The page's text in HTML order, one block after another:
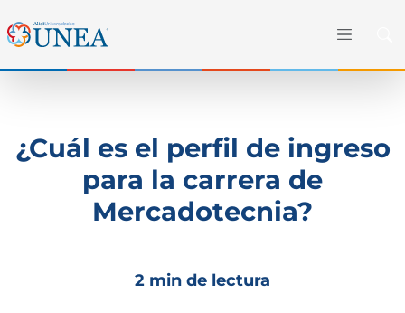
¿Cuál es el perfil de ingreso
para la carrera de
Mercadotecnia?
2 min de lectura